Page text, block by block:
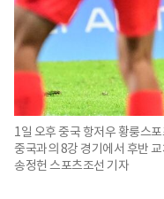
1일 오후 중국 항저우 황룽스
중국과의 8강 경기에서 후반
송정헌 스포츠조선 기자